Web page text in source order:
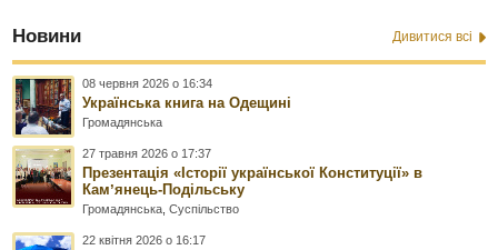
Новини Дивитися всі
08 червня 2026 о 16:34
Українська книга на Одещині
Громадянська
27 травня 2026 о 17:37
Презентація «Історії української Конституції» в
Камʼянець-Подільську
Громадянська ,Суспільство
22 квітня 2026 о 16:17